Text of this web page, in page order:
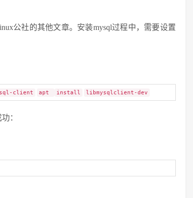
公社的其他文章。安装mysql过程中，需要设置
client apt install libmysqlclient-dev
：